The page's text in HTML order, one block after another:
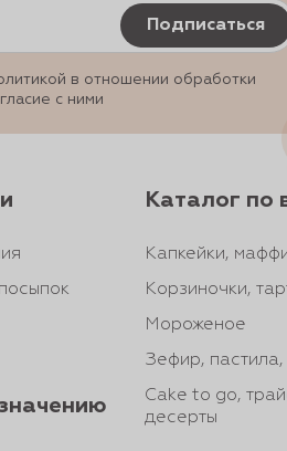
Подписаться
в отношении обработки
с ними
Каталог по
Капкейки,
Корзиночки,
Мороженое
Зефир,
Cake to go,
десерты